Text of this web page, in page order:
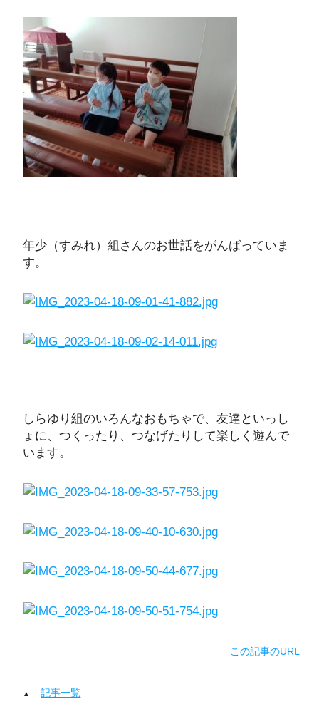
年少（すみれ）組さんのお世話をがんばっていま
す。
しらゆり組のいろんなおもちゃで、友達といっし
ょに、つくったり、つなげたりして楽しく遊んで
います。
この記事のURL
記事一覧